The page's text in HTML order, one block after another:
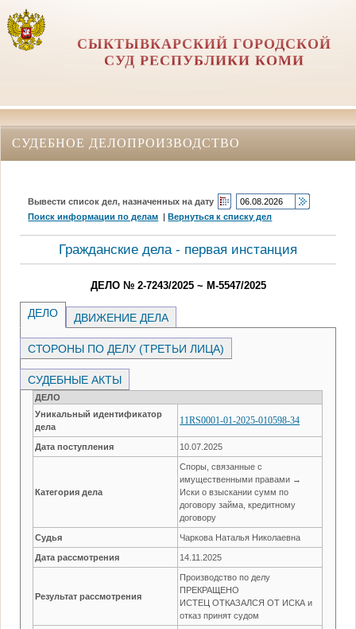
СЫКТЫВКАРСКИЙ ГОРОДСКОЙ
СУД РЕСПУБЛИКИ КОМИ
СУДЕБНОЕ ДЕЛОПРОИЗВОДСТВО
Вывести список дел, назначенных на дату
Поиск информации по делам |Вернуться к списку дел
Гражданские дела - первая инстанция
ДЕЛО № 2-7243/2025 ~ М-5547/2025
ДЕЛО ДВИЖЕНИЕ ДЕЛА
СТОРОНЫ ПО ДЕЛУ (ТРЕТЬИ ЛИЦА)
СУДЕБНЫЕ АКТЫ
ДЕЛО
Уникальный идентификатор
дела
11RS0001-01-2025-010598-34
Дата поступления 10.07.2025
Категория дела
Споры, связанные с
имущественными правами →
Иски о взыскании сумм по
договору займа, кредитному
договору
Судья Чаркова Наталья Николаевна
Дата рассмотрения 14.11.2025
Результат рассмотрения
Производство по делу
ПРЕКРАЩЕНО
ИСТЕЦ ОТКАЗАЛСЯ ОТ ИСКА и
отказ принят судом